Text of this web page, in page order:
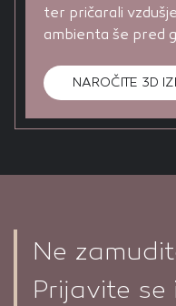
ter pričarali
ambienta še pred
NAROČITE 3D
Ne
Prijavite